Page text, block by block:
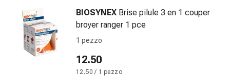
chiusura
delle
ferite
BIOSYNEX Brise pilule 3 en 1 couper
broyer ranger 1 pce
1 pezzo
12.50
12.50 / 1 pezzo